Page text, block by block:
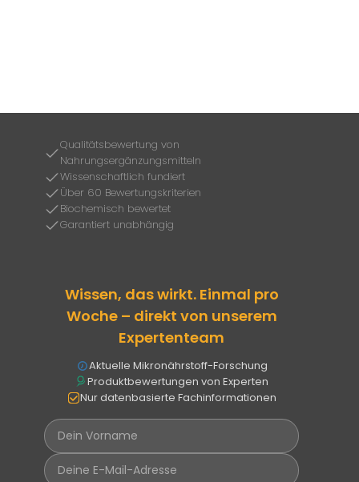
Qualitätsbewertung von
Nahrungsergänzungsmitteln
Wissenschaftlich fundiert
Über 60 Bewertungskriterien
Biochemisch bewertet
Garantiert unabhängig
Wissen, das wirkt. Einmal pro
Woche – direkt von unserem
Expertenteam
Aktuelle Mikronährstoff-Forschung
Produktbewertungen von Experten
Nur datenbasierte Fachinformationen